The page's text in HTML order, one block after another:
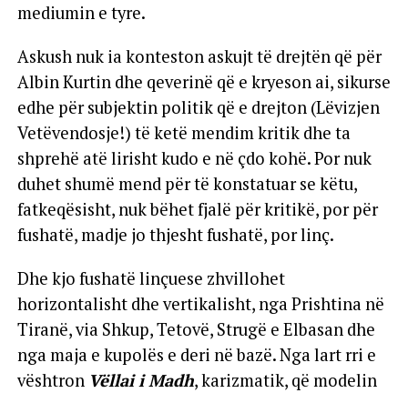
mediumin e tyre.
Askush nuk ia konteston askujt të drejtën që për
Albin Kurtin dhe qeverinë që e kryeson ai, sikurse
edhe për subjektin politik që e drejton (Lëvizjen
Vetëvendosje!) të ketë mendim kritik dhe ta
shprehë atë lirisht kudo e në çdo kohë. Por nuk
duhet shumë mend për të konstatuar se këtu,
fatkeqësisht, nuk bëhet fjalë për kritikë, por për
fushatë, madje jo thjesht fushatë, por linç.
Dhe kjo fushatë linçuese zhvillohet
horizontalisht dhe vertikalisht, nga Prishtina në
Tiranë, via Shkup, Tetovë, Strugë e Elbasan dhe
nga maja e kupolës e deri në bazë. Nga lart rri e
vështron Vëllai i Madh, karizmatik, që modelin